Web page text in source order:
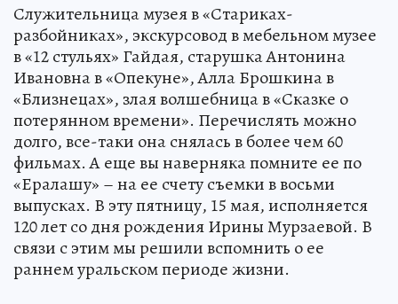
Служительница музея в «Стариках-
разбойниках», экскурсовод в мебельном музее
в «12 стульях» Гайдая, старушка Антонина
Ивановна в «Опекуне», Алла Брошкина в
«Близнецах», злая волшебница в «Сказке о
потерянном времени». Перечислять можно
долго, все-таки она снялась в более чем 60
фильмах. А еще вы наверняка помните ее по
«Ералашу» – на ее счету съемки в восьми
выпусках. В эту пятницу, 15 мая, исполняется
120 лет со дня рождения Ирины Мурзаевой. В
связи с этим мы решили вспомнить о ее
раннем уральском периоде жизни.